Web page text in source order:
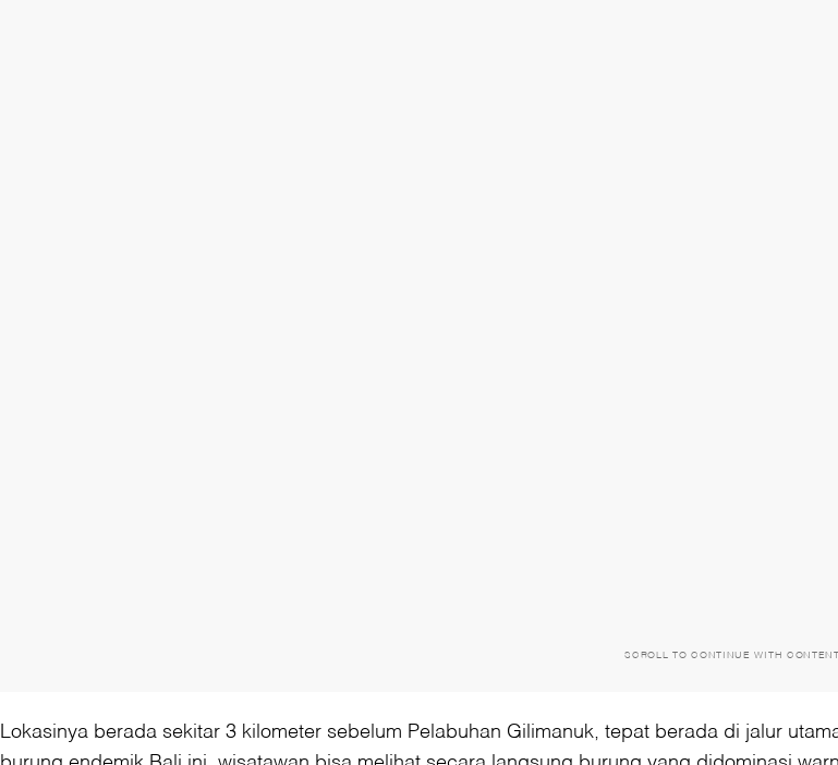
SCROLL TO CONTINUE WITH CONTENT
Lokasinya berada sekitar 3 kilometer sebelum Pelabuhan Gilimanuk, tepat berada di jalur